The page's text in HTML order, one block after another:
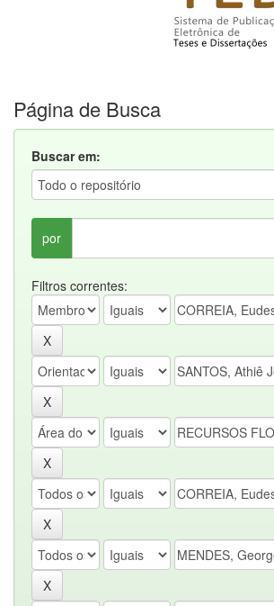
Página de Busca
Buscar em:
por
Filtros correntes: